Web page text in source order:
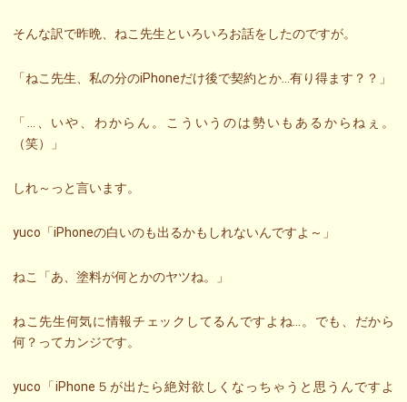
そんな訳で昨晩、ねこ先生といろいろお話をしたのですが。
「ねこ先生、私の分のiPhoneだけ後で契約とか…有り得ます？？」
「…、いや、わからん。こういうのは勢いもあるからねぇ。
（笑）」
しれ～っと言います。
yuco「iPhoneの白いのも出るかもしれないんですよ～」
ねこ「あ、塗料が何とかのヤツね。」
ねこ先生何気に情報チェックしてるんですよね…。でも、だから
何？ってカンジです。
yuco「iPhone５が出たら絶対欲しくなっちゃうと思うんですよ